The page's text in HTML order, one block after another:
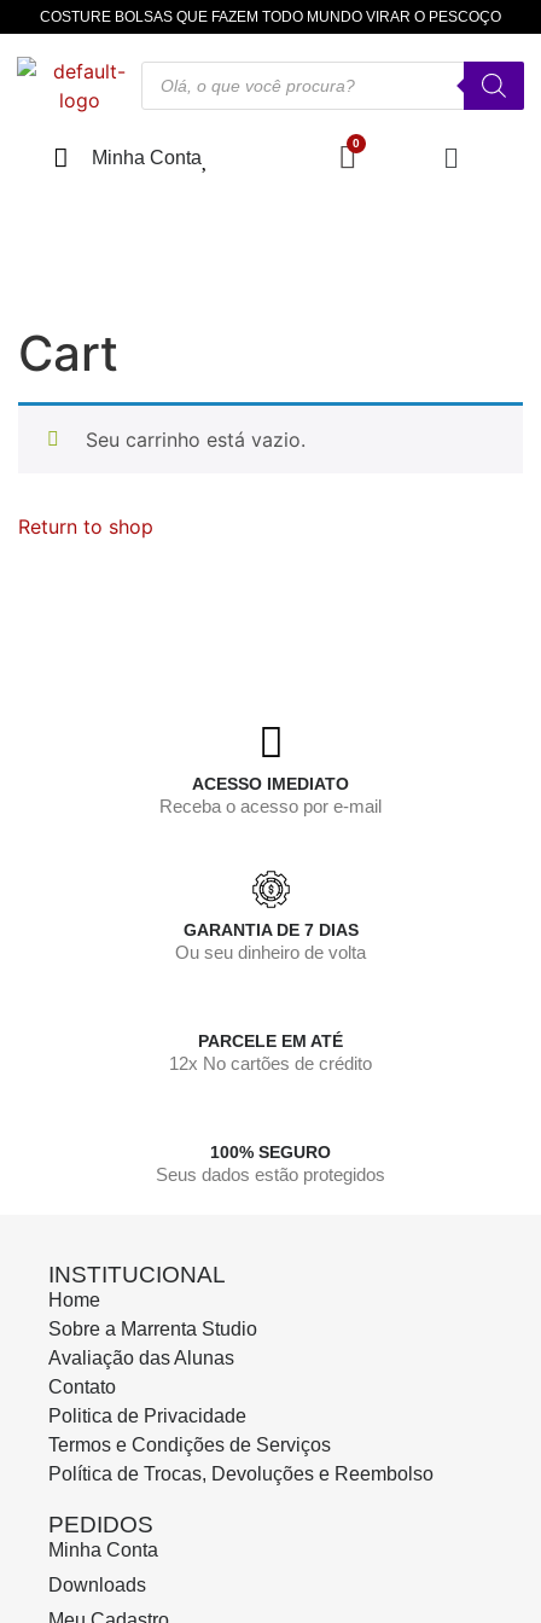
COSTURE BOLSAS QUE FAZEM TODO MUNDO VIRAR O PESCOÇO
Minha Conta
Cart
Seu carrinho está vazio.
Return to shop
ACESSO IMEDIATO
Receba o acesso por e-mail
GARANTIA DE 7 DIAS
Ou seu dinheiro de volta
PARCELE EM ATÉ
12x No cartões de crédito
100% SEGURO
Seus dados estão protegidos
INSTITUCIONAL
Home
Sobre a Marrenta Studio
Avaliação das Alunas
Contato
Politica de Privacidade
Termos e Condições de Serviços
Política de Trocas, Devoluções e Reembolso
PEDIDOS
Minha Conta
Downloads